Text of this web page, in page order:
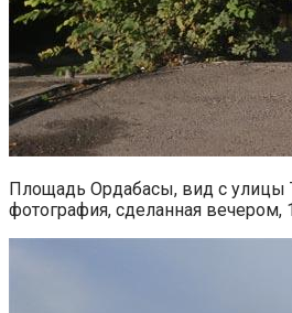
Площадь Ордабасы, вид с улицы
фотография, сделанная вечером,